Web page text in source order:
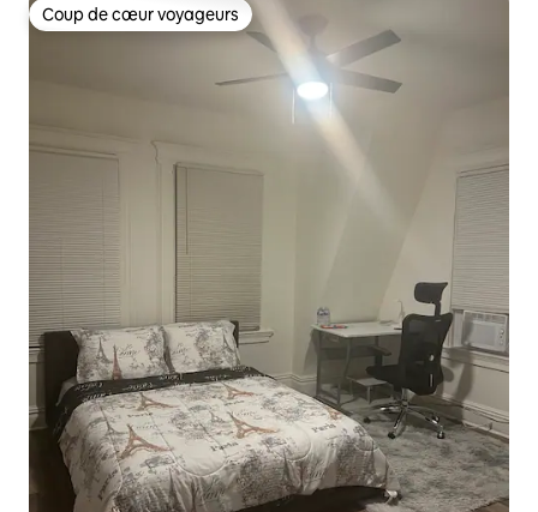
Coup de cœur voyageurs
Coup de cœur voyageurs